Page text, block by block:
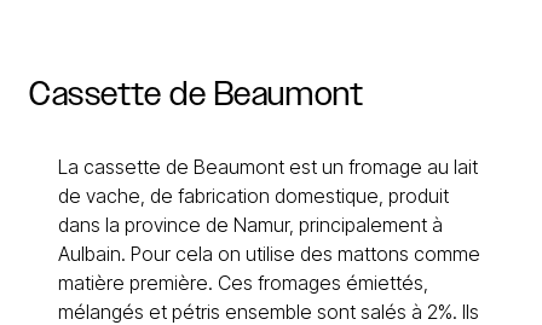
Cassette de Beaumont
La cassette de Beaumont est un fromage au lait
de vache, de fabrication domestique, produit
dans la province de Namur, principalement à
Aulbain. Pour cela on utilise des mattons comme
matière première. Ces fromages émiettés,
mélangés et pétris ensemble sont salés à 2%. Ils